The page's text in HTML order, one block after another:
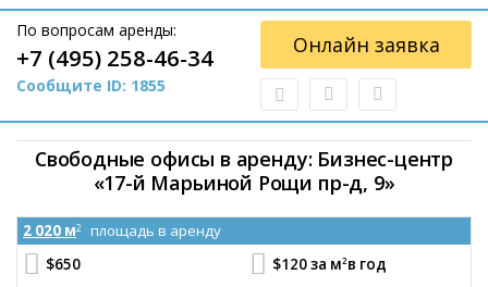
По вопросам аренды:
+7 (495) 258-46-34
Сообщите ID: 1855
Онлайн заявка
Свободные офисы в аренду: Бизнес-центр
«17-й Марьиной Рощи пр-д, 9»
2 020 м2
площадь в аренду
$650
$120 за м2в год